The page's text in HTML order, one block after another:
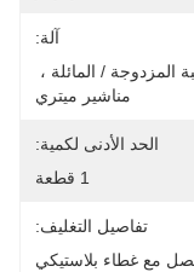
آلة:
مناشير ميتري
الحد الأدنى لكمية:
1 قطعة
تفاصيل التغليف:
مع غطاء بلاستيكي